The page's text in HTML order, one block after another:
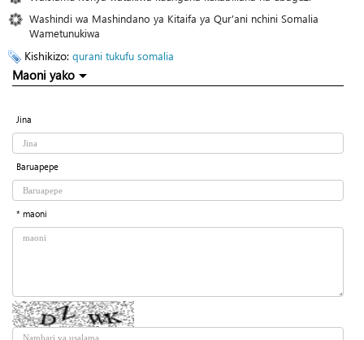
Washindi wa Mashindano ya Kitaifa ya Qur'ani nchini Somalia
Wametunukiwa
Kishikizo: qurani tukufu somalia
Maoni yako
Jina
Baruapepe
* maoni